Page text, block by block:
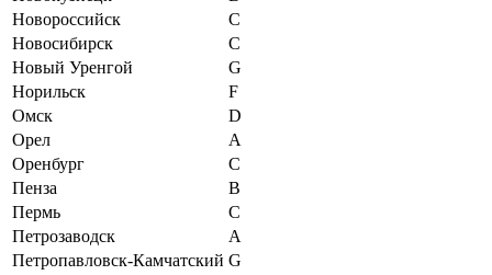
Новороссийск
C
Новосибирск
С
Новый Уренгой
G
Норильск
F
Омск
D
Орел
A
Оренбург
С
Пенза
B
Пермь
C
Петрозаводск
A
Петропавловск-Камчатский G